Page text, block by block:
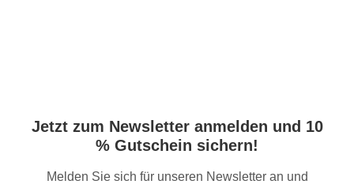
Jetzt zum Newsletter anmelden und 10
% Gutschein sichern!
Melden Sie sich für unseren Newsletter an und